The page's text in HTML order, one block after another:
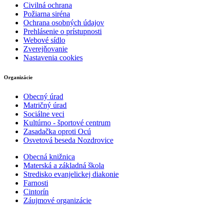
Civilná ochrana
Požiarna siréna
Ochrana osobných údajov
Prehlásenie o prístupnosti
Webové sídlo
Zverejňovanie
Nastavenia cookies
Organizácie
Obecný úrad
Matričný úrad
Sociálne veci
Kultúrno - športové centrum
Zasadačka oproti Ocú
Osvetová beseda Nozdrovice
Obecná knižnica
Materská a základná škola
Stredisko evanjelickej diakonie
Farnosti
Cintorín
Záujmové organizácie